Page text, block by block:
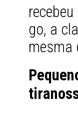
go, a
mesma